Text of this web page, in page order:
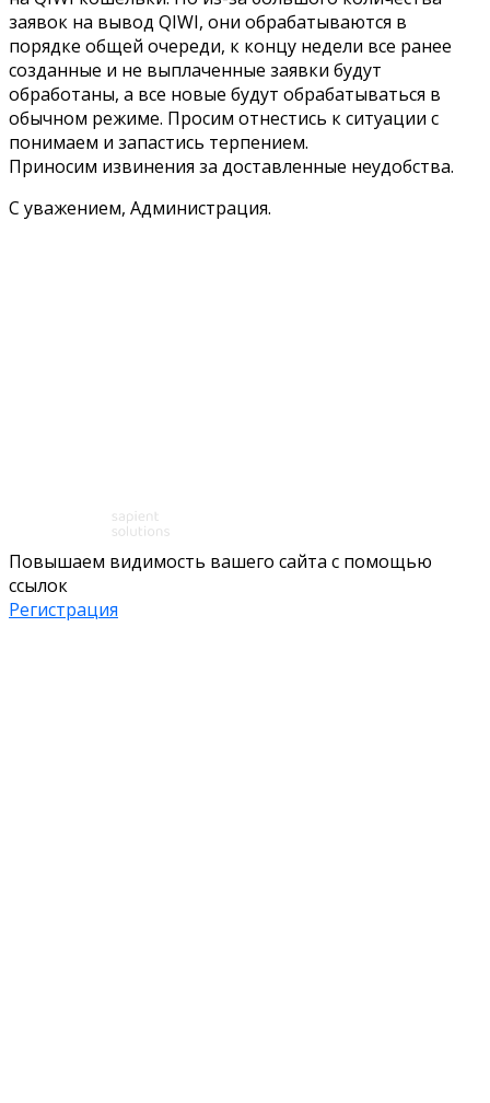
заявок на вывод QIWI, они обрабатываются в
порядке общей очереди, к концу недели все ранее
созданные и не выплаченные заявки будут
обработаны, а все новые будут обрабатываться в
обычном режиме. Просим отнестись к ситуации с
понимаем и запастись терпением.
Приносим извинения за доставленные неудобства.
С уважением, Администрация.
Повышаем видимость вашего сайта с помощью
ссылок
Регистрация